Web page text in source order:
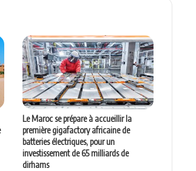
Le Maroc se prépare à accueillir la
première gigafactory africaine de
batteries électriques, pour un
investissement de 65 milliards de
dirhams